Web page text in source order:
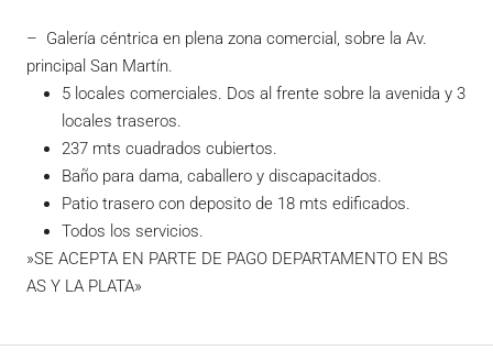
– Galería céntrica en plena zona comercial, sobre la Av.
principal San Martín.
5 locales comerciales. Dos al frente sobre la avenida y 3
locales traseros.
237 mts cuadrados cubiertos.
Baño para dama, caballero y discapacitados.
Patio trasero con deposito de 18 mts edificados.
Todos los servicios.
»SE ACEPTA EN PARTE DE PAGO DEPARTAMENTO EN BS
AS Y LA PLATA»